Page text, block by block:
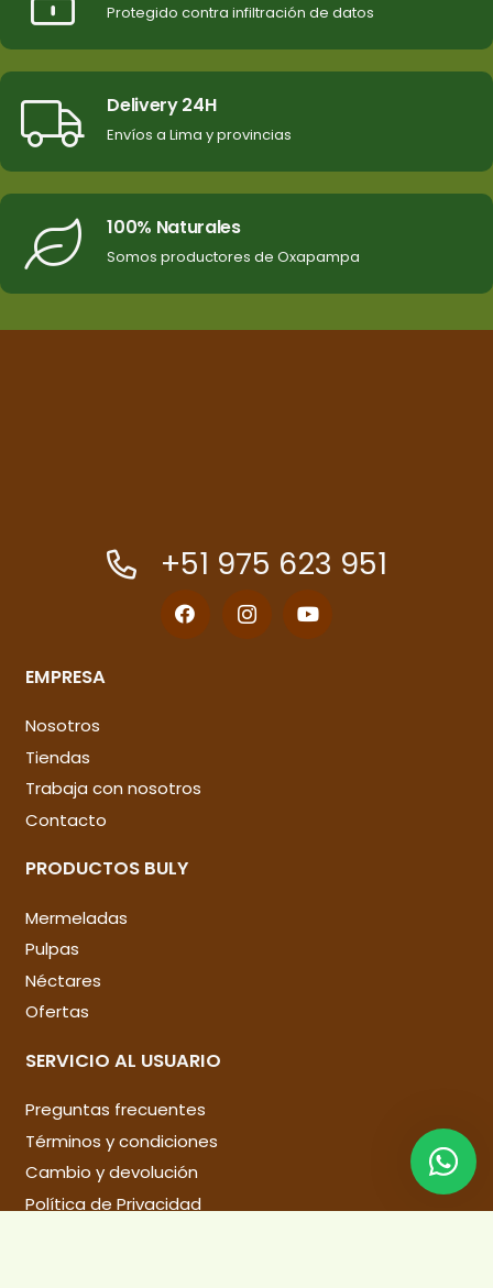
Protegido contra infiltración de datos
Delivery 24H
Envíos a Lima y provincias
100% Naturales
Somos productores de Oxapampa
+51 975 623 951
EMPRESA
Nosotros
Tiendas
Trabaja con nosotros
Contacto
PRODUCTOS BULY
Mermeladas
Pulpas
Néctares
Ofertas
SERVICIO AL USUARIO
Preguntas frecuentes
Términos y condiciones
Cambio y devolución
Política de Privacidad